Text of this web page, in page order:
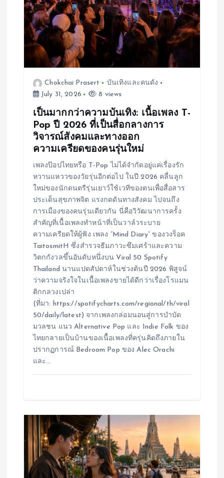
t
o
Chokchai Prasert
บันเทิงและคนดัง
July 31, 2026
8 views
เป็นมากกว่าความบันเทิง: เนื้อเพลง T-
Pop ปี 2026 ที่เป็นสื่อกลางการ
วิจารณ์สังคมและทางออก
ความเครียดของคนรุ่นใหม่
เพลงป๊อปไทยหรือ T-Pop ไม่ได้จำกัดอยู่แค่เรื่องรัก
หวานแหววของวัยรุ่นอีกต่อไป ในปี 2026 คลื่นลูก
ใหม่ของนักดนตรีรุ่นเยาว์ใช้เวทีของตนเพื่อสื่อสาร
ประเด็นสุขภาพจิต แรงกดดันทางสังคม ไปจนถึง
การเมืองของคนรุ่นเดียวกัน นี่คือวิวัฒนาการครั้ง
สำคัญที่เนื้อเพลงทำหน้าที่เป็นวาล์วระบาย
ความเครียดให้ผู้ฟัง เพลง “Mind Diary” ของวงร็อค
TaitosmitH ซึ่งสำรวจธีมภาวะซึมเศร้าและความ
วิตกกังวลขึ้นอันดับหนึ่งบน Viral 50 Spotify
Thailand นานแปดสัปดาห์ในช่วงต้นปี 2026 พิสูจน์
ว่าความจริงใจในเนื้อเพลงขายได้ดีกว่าเรื่องโรแมน
ติกกลวงเปล่า
(ที่มา: https://spotifycharts.com/regional/th/viral
50/daily/latest) จากเพลงกล่อมนอนสู่การบำบัด
มวลชน แนว Alternative Pop และ Indie Folk ของ
ไทยกลายเป็นบ้านของเนื้อเพลงที่ครุ่นคิดถึงภายใน
ปรากฏการณ์ Bedroom Pop ของ Alec Orachi
และ…